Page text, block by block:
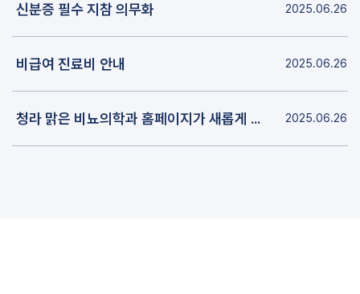
신분증 필수 지참 의무화 2025.06.26
비급여 진료비 안내 2025.06.26
청라 맑은 비뇨의학과 홈페이지가 새롭게 개편되었습니다. 2025.06.26